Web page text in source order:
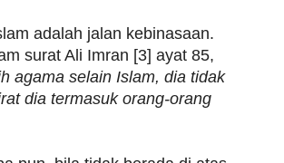
adalah jalan kebinasaan.
surat Ali Imran [3] ayat 85,
agama selain Islam, dia tidak
dia termasuk orang-orang